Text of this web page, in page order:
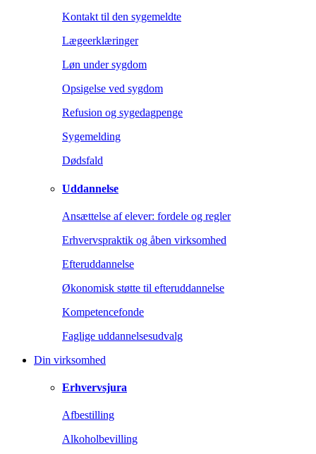
Kontakt til den sygemeldte
Lægeerklæringer
Løn under sygdom
Opsigelse ved sygdom
Refusion og sygedagpenge
Sygemelding
Dødsfald
Uddannelse
Ansættelse af elever: fordele og regler
Erhvervspraktik og åben virksomhed
Efteruddannelse
Økonomisk støtte til efteruddannelse
Kompetencefonde
Faglige uddannelsesudvalg
Din virksomhed
Erhvervsjura
Afbestilling
Alkoholbevilling